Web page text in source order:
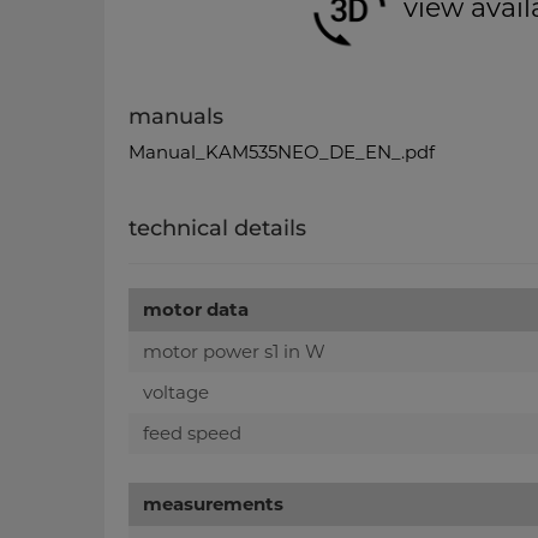
view
manuals
Manual_KAM535NEO_DE_EN_.pdf
technical details
motor data
motor power s1 in W
voltage
feed speed
measurements